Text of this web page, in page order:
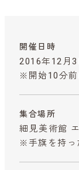
開催日時
2016年12月
※開始10分前
集合場所
細見美術館
※手旗を持っ